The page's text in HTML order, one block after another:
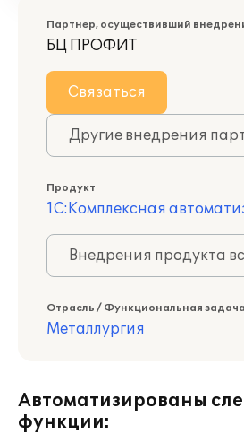
Партнер, осуществивший
БЦ ПРОФИТ
Связаться
Другие внедрения
Продукт
1С:Комплексная
Внедрения продукта
Отрасль / Функциональная задача
Металлургия
Автоматизированы
функции: